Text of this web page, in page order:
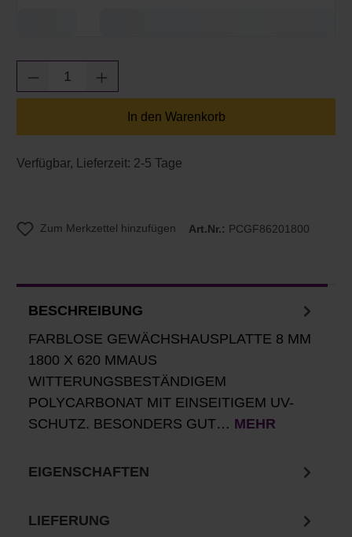
Produkt Anzahl: Gib den gewünschten
In den Warenkorb
Verfügbar, Lieferzeit: 2-5 Tage
Zum Merkzettel hinzufügen Art.Nr.: PCGF86201800
BESCHREIBUNG
FARBLOSE GEWÄCHSHAUSPLATTE 8 MM
1800 X 620 MMAUS
WITTERUNGSBESTÄNDIGEM
POLYCARBONAT MIT EINSEITIGEM UV-
SCHUTZ. BESONDERS GUT… MEHR
EIGENSCHAFTEN
LIEFERUNG